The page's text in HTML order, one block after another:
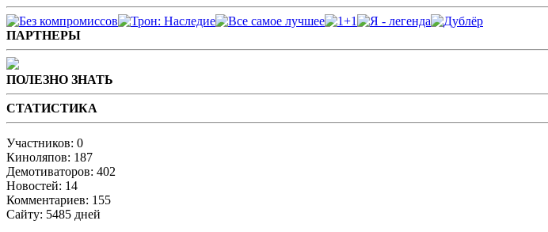
ПАРТНЕРЫ
ПОЛЕЗНО ЗНАТЬ
СТАТИСТИКА
Участников: 0
Киноляпов: 187
Демотиваторов: 402
Новостей: 14
Комментариев: 155
Сайту: 5485 дней